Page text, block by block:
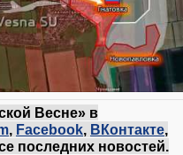
Весне» в
, Facebook, ВКонтакте,
последних новостей.